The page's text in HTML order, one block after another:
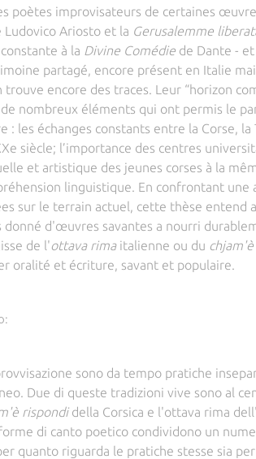
poètes improvisateurs de certaines
Ludovico Ariosto et la Gerusalemme
à la Divine Comédiede Dante - et
partagé, encore présent en Italie
trouve encore des traces. Leur “horizon
nombreux éléments qui ont permis le
les échanges constants entre la Corse, la
siècle; l’importance des centres
et artistique des jeunes corses à la
linguistique. En confrontant une
sur le terrain actuel, cette thèse entend
donné d'œuvres savantes a nourri
de l'ottava rima italienne ou du
oralité et écriture, savant et populaire.
sono da tempo pratiche
Due di queste tradizioni vive sono al
rispondidella Corsica e l'ottava rima
di canto poetico condividono un
quanto riguarda le pratiche stesse sia